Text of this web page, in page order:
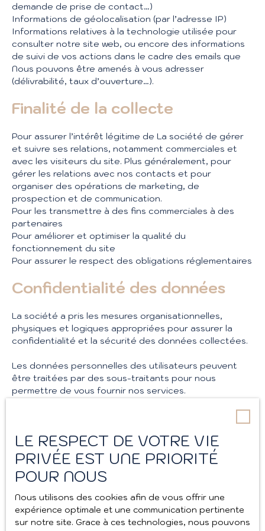
demande de prise de contact…)
Informations de géolocalisation (par l’adresse IP)
Informations relatives à la technologie utilisée pour
consulter notre site web, ou encore des informations
de suivi de vos actions dans le cadre des emails que
Nous pouvons être amenés à vous adresser
(délivrabilité, taux d’ouverture…).
Finalité de la collecte
Pour assurer l’intérêt légitime de La société de gérer
et suivre ses relations, notamment commerciales et
avec les visiteurs du site. Plus généralement, pour
gérer les relations avec nos contacts et pour
organiser des opérations de marketing, de
prospection et de communication.
Pour les transmettre à des fins commerciales à des
partenaires
Pour améliorer et optimiser la qualité du
fonctionnement du site
Pour assurer le respect des obligations réglementaires
Confidentialité des données
La société a pris les mesures organisationnelles,
physiques et logiques appropriées pour assurer la
confidentialité et la sécurité des données collectées.
Les données personnelles des utilisateurs peuvent
être traitées par des sous-traitants pour nous
permettre de vous fournir nos services.
données
Nous conservons vos données uniquement le temps
nécessaire pour les finalités poursuivies,
Droits des utilisateurs
LE RESPECT DE VOTRE VIE
PRIVÉE EST UNE PRIORITÉ
POUR NOUS
Nous utilisons des cookies afin de vous offrir une
expérience optimale et une communication pertinente
sur notre site. Grace à ces technologies, nous pouvons